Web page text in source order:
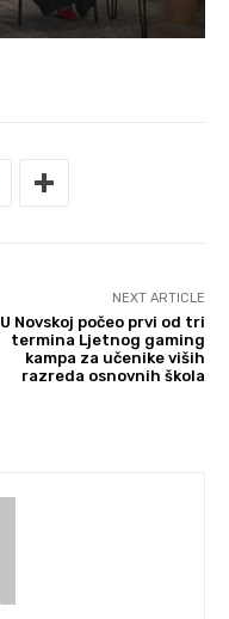
NEXT ARTICLE
U Novskoj počeo prvi od tri
termina Ljetnog gaming
kampa za učenike viših
razreda osnovnih škola